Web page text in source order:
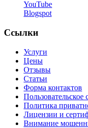
YouTube
Blogspot
Ссылки
Услуги
Цены
Отзывы
Статьи
Форма контактов
Пользовательское
Политика
Лицензии и
Внимание